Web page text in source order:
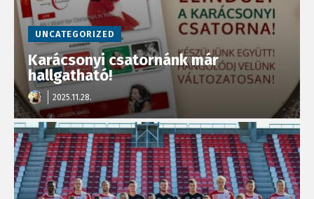
UNCATEGORIZED
Karácsonyi csatornánk már
hallgatható!
2025.11.28.